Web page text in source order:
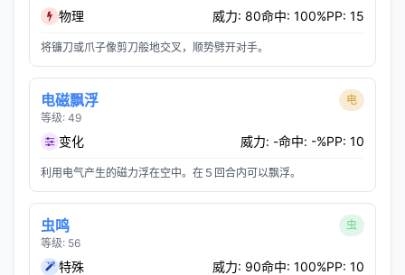
物理 威力: 80命中: 100%PP: 15
将镰刀或爪子像剪刀般地交叉，顺势劈开对手。
电磁飘浮
等级: 49
电
变化 威力: -命中: -%PP: 10
利用电气产生的磁力浮在空中。在５回合内可以飘浮。
虫鸣
等级: 56
虫
特殊 威力: 90命中: 100%PP: 10